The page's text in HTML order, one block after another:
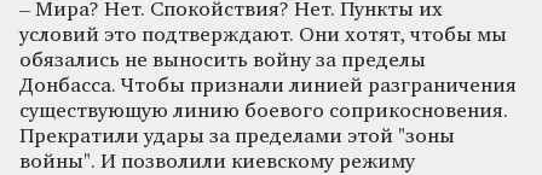
– Мира? Нет. Спокойствия? Нет. Пункты их
условий это подтверждают. Они хотят, чтобы мы
обязались не выносить войну за пределы
Донбасса. Чтобы признали линией разграничения
существующую линию боевого соприкосновения.
Прекратили удары за пределами этой "зоны
войны". И позволили киевскому режиму